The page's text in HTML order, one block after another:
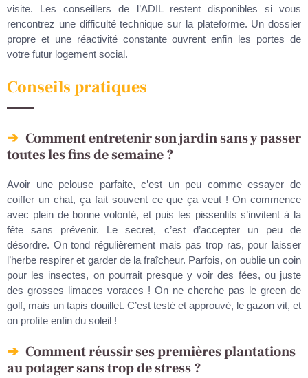
visite. Les conseillers de l’ADIL restent disponibles si vous
rencontrez une difficulté technique sur la plateforme. Un dossier
propre et une réactivité constante ouvrent enfin les portes de
votre futur logement social.
Conseils pratiques
Comment entretenir son jardin sans y passer
toutes les fins de semaine ?
Avoir une pelouse parfaite, c’est un peu comme essayer de
coiffer un chat, ça fait souvent ce que ça veut ! On commence
avec plein de bonne volonté, et puis les pissenlits s’invitent à la
fête sans prévenir. Le secret, c’est d’accepter un peu de
désordre. On tond régulièrement mais pas trop ras, pour laisser
l’herbe respirer et garder de la fraîcheur. Parfois, on oublie un coin
pour les insectes, on pourrait presque y voir des fées, ou juste
des grosses limaces voraces ! On ne cherche pas le green de
golf, mais un tapis douillet. C’est testé et approuvé, le gazon vit, et
on profite enfin du soleil !
Comment réussir ses premières plantations
au potager sans trop de stress ?